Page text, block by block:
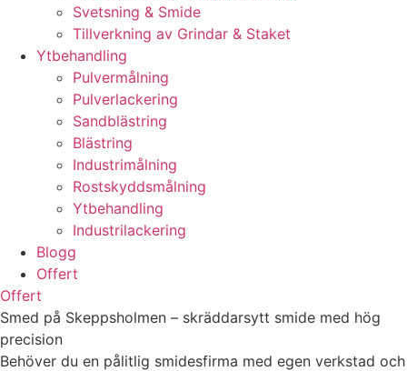
Svetsning & Smide
Tillverkning av Grindar & Staket
Ytbehandling
Pulvermålning
Pulverlackering
Sandblästring
Blästring
Industrimålning
Rostskyddsmålning
Ytbehandling
Industrilackering
Blogg
Offert
Offert
Smed på Skeppsholmen – skräddarsytt smide med hög
precision
Behöver du en pålitlig smidesfirma med egen verkstad och